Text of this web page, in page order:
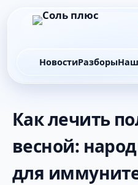
НовостиРазборы
Как лечить
весной:
для